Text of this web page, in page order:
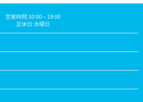
営業時間:10:00～19:00
定休日:水曜日